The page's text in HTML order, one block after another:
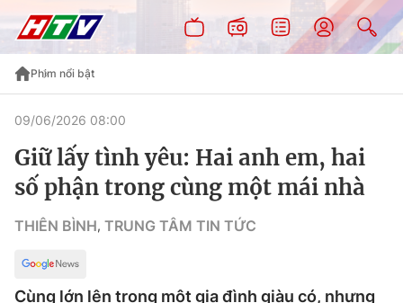
Phim nổi bật
09/06/2026 08:00
Giữ lấy tình yêu: Hai anh em, hai
số phận trong cùng một mái nhà
THIÊN BÌNH, TRUNG TÂM TIN TỨC
Cùng lớn lên trong một gia đình giàu có, nhưng